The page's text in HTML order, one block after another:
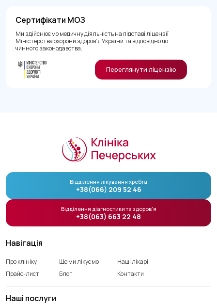
Сертифікати МОЗ
Ми здійснюємо медичну діяльність на підставі ліцензії
Міністерства охорони здоров’я України та відповідно до
чинного законодавства.
Переглянути ліцензію
Навігація
Про клініку Що ми лікуємо
Наші лікарі
Прайс-лист
Блог Контакти
Наші послуги
Відділення лікування хребта
+38(066) 209 52 46
Відділення діагностики та здоров’я
+38(063) 663 22 48